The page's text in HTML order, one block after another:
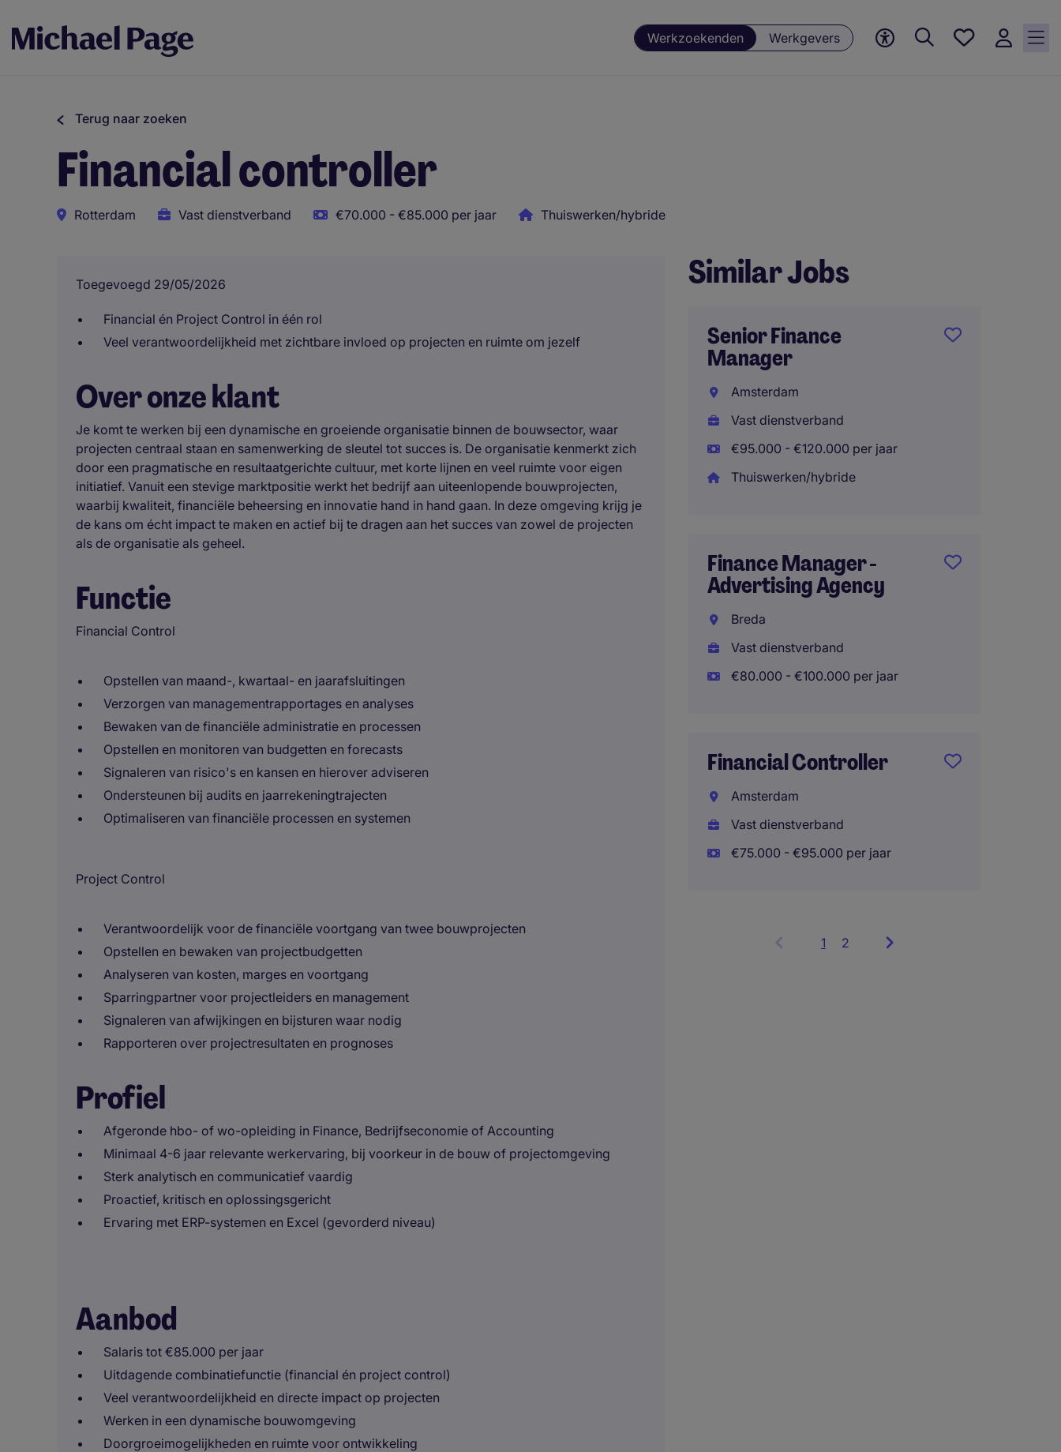
Werkzoekenden Werkgevers
Favorieten,
Terug naar zoeken
Financial controller
Rotterdam Vast dienstverband €70.000 - €85.000 per jaar Thuiswerken/hybride
Toegevoegd 29/05/2026
Financial én Project Control in één rol
Veel verantwoordelijkheid met zichtbare invloed op projecten en ruimte om jezelf
Over onze klant
Je komt te werken bij een dynamische en groeiende organisatie binnen de bouwsector, waar
projecten centraal staan en samenwerking de sleutel tot succes is. De organisatie kenmerkt zich
door een pragmatische en resultaatgerichte cultuur, met korte lijnen en veel ruimte voor eigen
initiatief. Vanuit een stevige marktpositie werkt het bedrijf aan uiteenlopende bouwprojecten,
waarbij kwaliteit, financiële beheersing en innovatie hand in hand gaan. In deze omgeving krijg je
de kans om écht impact te maken en actief bij te dragen aan het succes van zowel de projecten
als de organisatie als geheel.
Functie
Financial Control
Opstellen van maand-, kwartaal- en jaarafsluitingen
Verzorgen van managementrapportages en analyses
Bewaken van de financiële administratie en processen
Opstellen en monitoren van budgetten en forecasts
Signaleren van risico's en kansen en hierover adviseren
Ondersteunen bij audits en jaarrekeningtrajecten
Optimaliseren van financiële processen en systemen
Project Control
Verantwoordelijk voor de financiële voortgang van twee bouwprojecten
Opstellen en bewaken van projectbudgetten
Analyseren van kosten, marges en voortgang
Sparringpartner voor projectleiders en management
Signaleren van afwijkingen en bijsturen waar nodig
Rapporteren over projectresultaten en prognoses
Profiel
Afgeronde hbo- of wo-opleiding in Finance, Bedrijfseconomie of Accounting
Minimaal 4-6 jaar relevante werkervaring, bij voorkeur in de bouw of projectomgeving
Sterk analytisch en communicatief vaardig
Proactief, kritisch en oplossingsgericht
Ervaring met ERP-systemen en Excel (gevorderd niveau)
Aanbod
Salaris tot €85.000 per jaar
Uitdagende combinatiefunctie (financial én project control)
Veel verantwoordelijkheid en directe impact op projecten
Werken in een dynamische bouwomgeving
Doorgroeimogelijkheden en ruimte voor ontwikkeling
Similar Jobs
Senior Finance
Manager
Amsterdam
Vast dienstverband
€95.000 - €120.000 per jaar
Thuiswerken/hybride
Finance Manager -
Advertising Agency
Breda
Vast dienstverband
€80.000 - €100.000 per jaar
Financial Controller
Amsterdam
Vast dienstverband
€75.000 - €95.000 per jaar
1 Showing
2